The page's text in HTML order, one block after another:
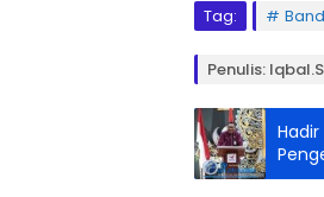
Tag:
Penulis: Iqbal.s